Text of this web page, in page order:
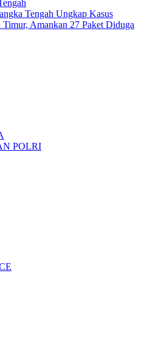
Tengah Ungkap Kasus
Amankan 27 Paket Diduga
POLRI